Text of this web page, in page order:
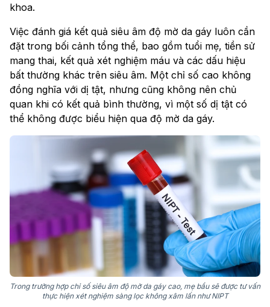
khoa.
Việc đánh giá kết quả siêu âm độ mờ da gáy luôn cần
đặt trong bối cảnh tổng thể, bao gồm tuổi mẹ, tiền sử
mang thai, kết quả xét nghiệm máu và các dấu hiệu
bất thường khác trên siêu âm. Một chỉ số cao không
đồng nghĩa với dị tật, nhưng cũng không nên chủ
quan khi có kết quả bình thường, vì một số dị tật có
thể không được biểu hiện qua độ mờ da gáy.
Trong trường hợp chỉ số siêu âm độ mờ da gáy cao, mẹ bầu sẽ được tư vấn
thực hiện xét nghiệm sàng lọc không xâm lấn như NIPT